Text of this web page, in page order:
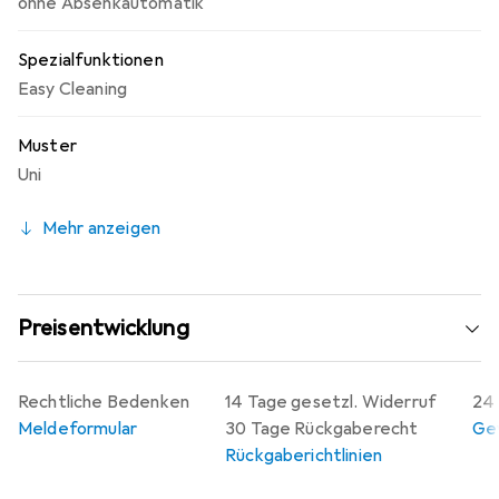
Spezialfunktionen
Easy Cleaning
Muster
Uni
Mehr anzeigen
Preisentwicklung
14 Tage gesetzl. Widerruf
30 Tage Rückgaberecht
Rückgaberichtlinien
24
Rechtliche Bedenken
Meldeformular